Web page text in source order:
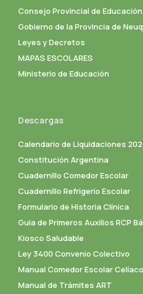
Consejo Provincial de Educación
Gobierno de la Provincia de
Leyes y Decretos
MAPAS ESCOLARES
Ministerio de Educación
Descargas
Calendario de Liquidaciones
Constitución Argentina
Cuadernillo Comedor Escolar
Cuadernillo Refrigerio Escolar
Formulario de Historia Clínica
Guia de Primeros Auxilios RCP
Kiosco Saludable
Ley 3400 Convenio Colectivo
Manual Comedor Escolar
Manual de Trámites ART